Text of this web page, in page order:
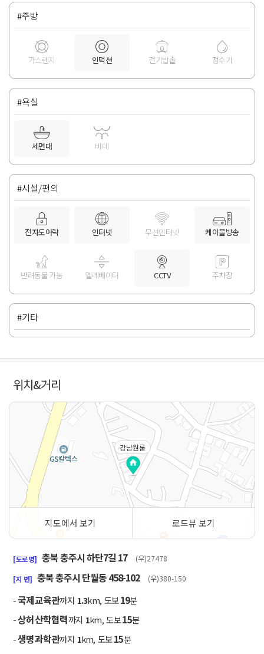
#주방
가스렌지 인덕션 전기밥솥 정수기
#욕실
세면대 비데
#시설/편의
전자도어락 인터넷 무선인터넷 케이블방송
반려동물 가능 엘레베이터 CCTV 주차장
#기타
위치&거리
강남원룸
지도에서 보기 로드뷰 보기
[도로명] 충북 충주시 하단7길 17 (우)27478
[지 번] 충북 충주시 단월동 458-102 (우)380-150
-국제교육관까지 1.3km, 도보19분
-상허산학협력까지 1km, 도보15분
-생명과학관까지 1km, 도보15분